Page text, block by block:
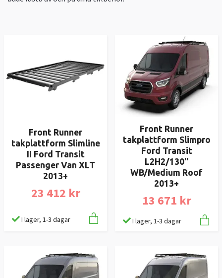
Front Runner
takplattform Slimline
II Ford Transit
Passenger Van XLT
2013+
23 412 kr
I lager, 1-3 dagar
Front Runner
takplattform Slimpro
Ford Transit
L2H2/130"
WB/Medium Roof
2013+
13 671 kr
I lager, 1-3 dagar